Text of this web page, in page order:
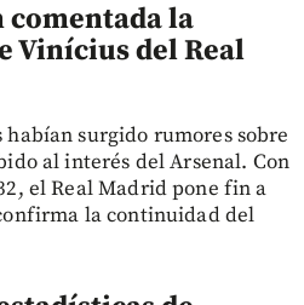
comentada la
Vinícius del Real
habían surgido rumores sobre
al interés del Arsenal. Con
el Real Madrid pone fin a
la continuidad del